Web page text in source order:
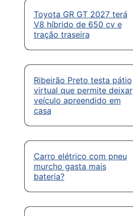
Toyota GR GT 2027 terá
V8 híbrido de 650 cv e
tração traseira
Ribeirão Preto testa pátio
virtual que permite deixar
veículo apreendido em
casa
Carro elétrico com pneu
murcho gasta mais
bateria?